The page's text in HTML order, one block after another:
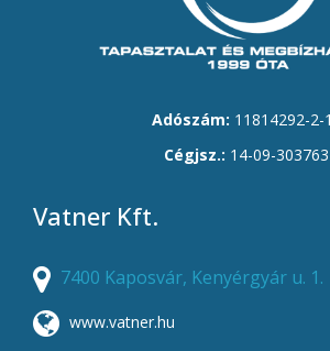
Adószám: 11814292-2-
Cégjsz.: 14-09-303763
Vatner Kft.
7400 Kaposvár, Kenyérgyár u. 1.
www.vatner.hu